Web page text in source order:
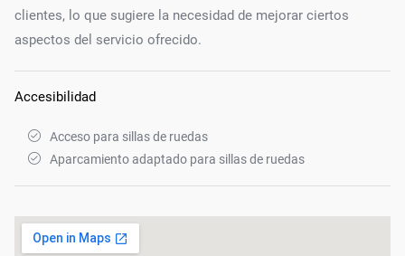
clientes, lo que sugiere la necesidad de mejorar ciertos
aspectos del servicio ofrecido.
Accesibilidad
Acceso para sillas de ruedas
Aparcamiento adaptado para sillas de ruedas